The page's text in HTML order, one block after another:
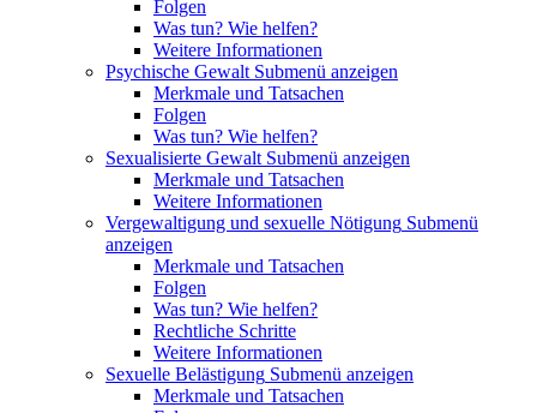
Folgen
Was tun? Wie helfen?
Weitere Informationen
Psychische Gewalt Submenü anzeigen
Merkmale und Tatsachen
Folgen
Was tun? Wie helfen?
Sexualisierte Gewalt Submenü anzeigen
Merkmale und Tatsachen
Weitere Informationen
Vergewaltigung und sexuelle Nötigung Submenü
anzeigen
Merkmale und Tatsachen
Folgen
Was tun? Wie helfen?
Rechtliche Schritte
Weitere Informationen
Sexuelle Belästigung Submenü anzeigen
Merkmale und Tatsachen